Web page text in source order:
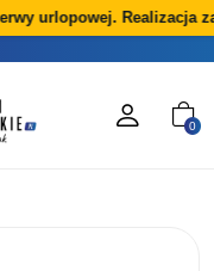
urlopowej. Realizacja
0